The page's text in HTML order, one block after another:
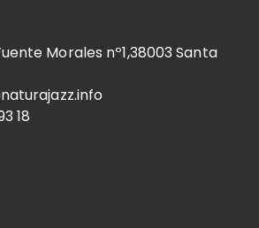
Morales nº1,38003 Santa
18